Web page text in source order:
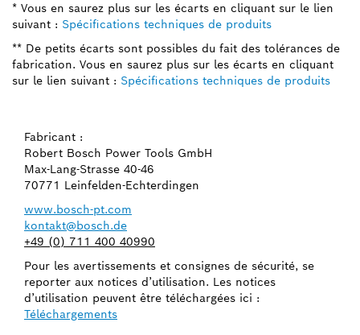
* Vous en saurez plus sur les écarts en cliquant sur le lien
suivant : Spécifications techniques de produits
** De petits écarts sont possibles du fait des tolérances de
fabrication. Vous en saurez plus sur les écarts en cliquant
sur le lien suivant : Spécifications techniques de produits
Fabricant :
Robert Bosch Power Tools GmbH
Max-Lang-Strasse 40-46
70771 Leinfelden-Echterdingen
www.bosch-pt.com
kontakt@bosch.de
+49 (0) 711 400 40990
Pour les avertissements et consignes de sécurité, se
reporter aux notices d’utilisation. Les notices
d’utilisation peuvent être téléchargées ici :
Téléchargements